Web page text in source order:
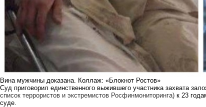
Вина мужчины доказана. Коллаж: «Блокнот Ростов»
Суд приговорил единственного выжившего участника захвата
список террористов и экстремистов Росфинмониторинга) к 23
суде.